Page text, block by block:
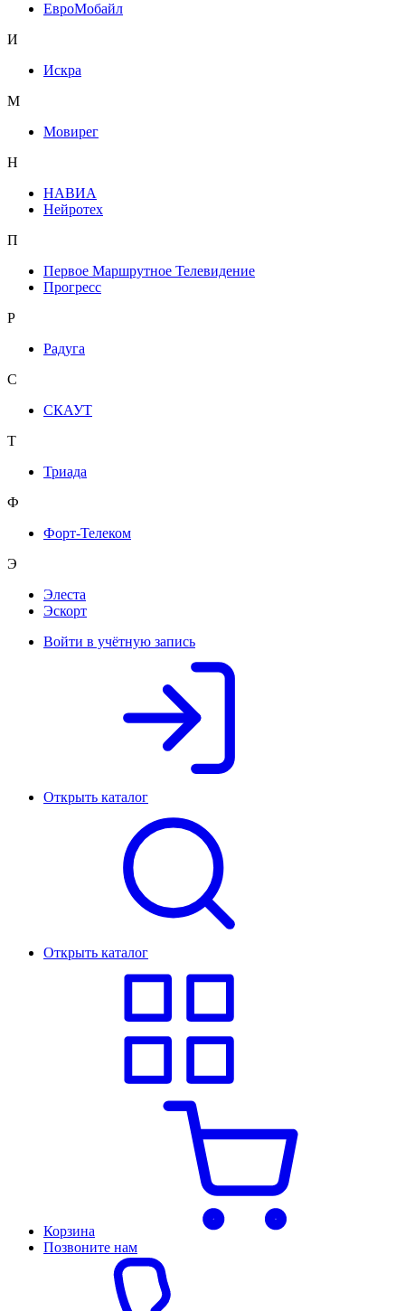
ЕвроМобайл
И
Искра
М
Мовирег
Н
НАВИА
Нейротех
П
Первое Маршрутное Телевидение
Прогресс
Р
Радуга
С
СКАУТ
Т
Триада
Ф
Форт-Телеком
Э
Элеста
Эскорт
Войти в учётную запись
Открыть каталог
Открыть каталог
Корзина
Позвоните нам